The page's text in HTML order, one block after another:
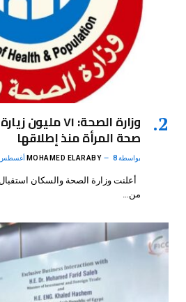
وزارة الصحة: ٧١
صحة المرأة منذ إطلاقها
بواسطة MOHAMED ELARABY 8 أغسطس، 2026
من…